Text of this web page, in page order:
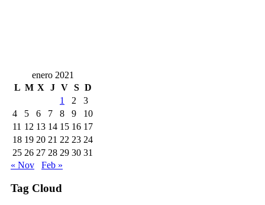
enero 2021
L M X J V S D
1
2
3
4
5 6 7 8 9
10
11 12 13 14 15 16 17
18 19 20 21 22 23 24
25 26 27 28 29 30 31
« Nov
Feb »
Tag Cloud